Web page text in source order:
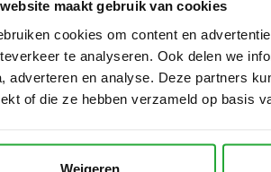
maakt gebruik van cookies
cookies om content en
te analyseren. Ook delen we
adverteren en analyse. Deze partners
of die ze hebben verzameld op basis
Weigeren
uitwerpselen van huisdieren kunnen
van slijten of verkleuren. Natuurlijk is
en het gras even schoon gespoten
look
of een hark over het gras halen zorgt
een natuurlijke look zorgt. Het kan ook